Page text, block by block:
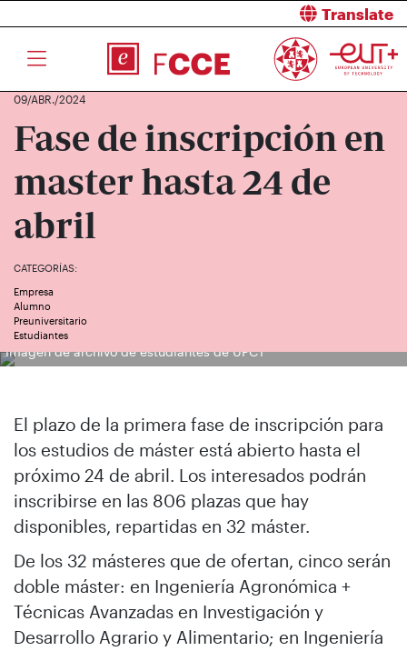
Translate
09/ABR./2024
Fase de inscripción en
master hasta 24 de
abril
CATEGORÍAS:
Empresa
Alumno
Preuniversitario
Estudiantes
Imagen de archivo de estudiantes de UPCT
El plazo de la primera fase de inscripción para
los estudios de máster está abierto hasta el
próximo 24 de abril. Los interesados podrán
inscribirse en las 806 plazas que hay
disponibles, repartidas en 32 máster.
De los 32 másteres que de ofertan, cinco serán
doble máster: en Ingeniería Agronómica +
Técnicas Avanzadas en Investigación y
Desarrollo Agrario y Alimentario; en Ingeniería